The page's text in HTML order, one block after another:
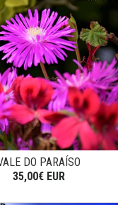
DO PARAÍSO
35,00€ EUR